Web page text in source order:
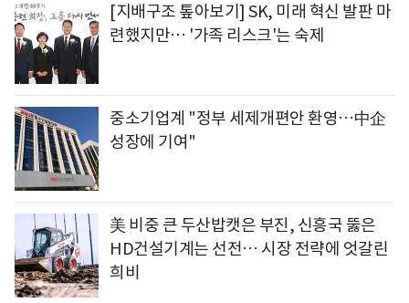
[지배구조 톺아보기] SK, 미래 혁신 발판 마
련했지만… '가족 리스크'는 숙제
중소기업계 "정부 세제개편안 환영…中企
성장에 기여"
美 비중 큰 두산밥캣은 부진, 신흥국 뚫은
HD건설기계는 선전… 시장 전략에 엇갈린
희비